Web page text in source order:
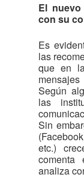
El nuevo
con su
Es
las
que en
Según
las
Sin
etc.)
analiza